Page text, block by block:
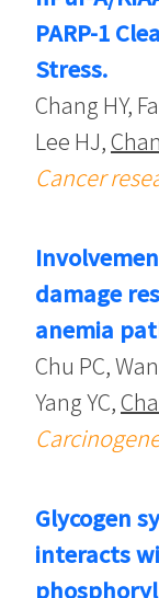
PARP-1
Stress.
Chang HY,
Lee HJ,
Cancer
damage
anemia
Chu PC,
Yang YC,
Glycogen
interacts